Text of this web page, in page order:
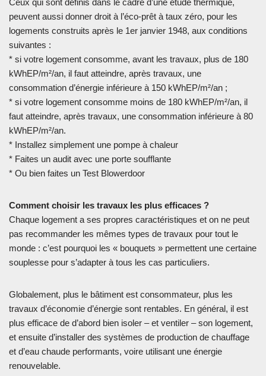
Ceux qui sont définis dans le cadre d’une étude thermique,
peuvent aussi donner droit à l’éco-prêt à taux zéro, pour les
logements construits après le 1er janvier 1948, aux conditions
suivantes :
* si votre logement consomme, avant les travaux, plus de 180
kWhEP/m²/an, il faut atteindre, après travaux, une
consommation d’énergie inférieure à 150 kWhEP/m²/an ;
* si votre logement consomme moins de 180 kWhEP/m²/an, il
faut atteindre, après travaux, une consommation inférieure à 80
kWhEP/m²/an.
* Installez simplement une pompe à chaleur
* Faites un audit avec une porte soufflante
* Ou bien faites un Test Blowerdoor
Comment choisir les travaux les plus efficaces ?
Chaque logement a ses propres caractéristiques et on ne peut
pas recommander les mêmes types de travaux pour tout le
monde : c’est pourquoi les « bouquets » permettent une certaine
souplesse pour s’adapter à tous les cas particuliers.
Globalement, plus le bâtiment est consommateur, plus les
travaux d’économie d’énergie sont rentables. En général, il est
plus efficace de d’abord bien isoler – et ventiler – son logement,
et ensuite d’installer des systèmes de production de chauffage
et d’eau chaude performants, voire utilisant une énergie
renouvelable.